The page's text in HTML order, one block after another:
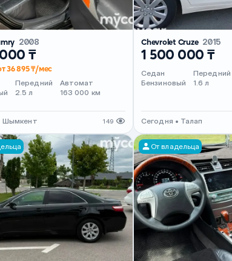
2008
₸
36 895 ₸/мес
Передний
2.5 л
Автомат
163 000 км
Шымкент 149
Chevrolet Cruze 2015
1 500 000 ₸
Седан
Бензиновый
Передний
1.6 л
Сегодня • Талап
От владельца